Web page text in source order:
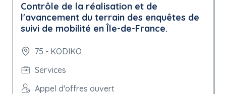
Contrôle de la réalisation et de
l'avancement du terrain des enquêtes de
suivi de mobilité en Île-de-France.
75 - KODIKO
Services
Appel d'offres ouvert